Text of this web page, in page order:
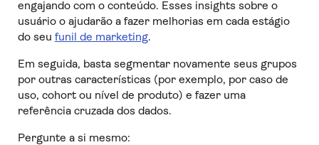
engajando com o conteúdo. Esses insights sobre o
usuário o ajudarão a fazer melhorias em cada estágio
do seu funil de marketing.
Em seguida, basta segmentar novamente seus grupos
por outras características (por exemplo, por caso de
uso, cohort ou nível de produto) e fazer uma
referência cruzada dos dados.
Pergunte a si mesmo: